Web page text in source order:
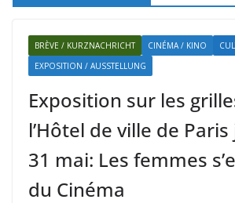
BRÈVE / KURZNACHRICHT CINÉMA / KINO
EXPOSITION / AUSSTELLUNG
Exposition sur les
l’Hôtel de ville de Paris
31 mai: Les femmes
du Cinéma